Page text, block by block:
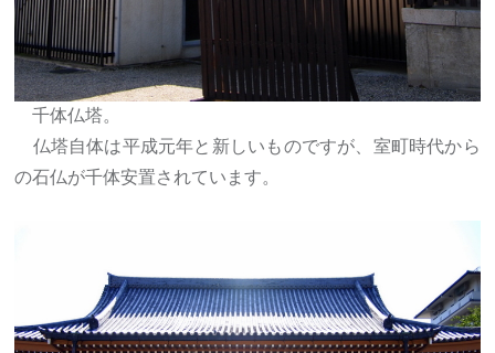
千体仏塔。
仏塔自体は平成元年と新しいものですが、室町時代から
の石仏が千体安置されています。